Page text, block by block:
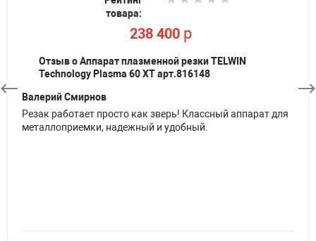
товара:
238 400 p
Отзыв о Аппарат плазменной резки TELWIN
Technology Plasma 60 XT арт.816148
Валерий Смирнов
Резак работает просто как зверь! Классный аппарат для
металлоприемки, надежный и удобный.
товара:
238 400 p
По запросу